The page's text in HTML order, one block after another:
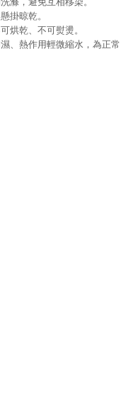
掛晾乾。
烘乾、不可熨燙。
、熱作用輕微縮水，為正常